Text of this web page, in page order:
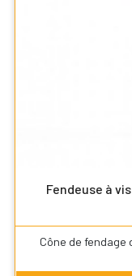
Fendeuse à
Cône de fendage